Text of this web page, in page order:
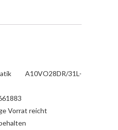
A10VO28DR/31L-
Vorrat reicht